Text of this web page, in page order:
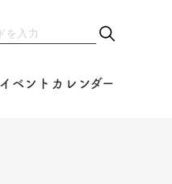
イベントカレンダー